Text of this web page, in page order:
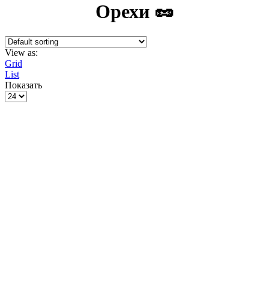
Орехи 🥜
View as:
Grid
List
Показать